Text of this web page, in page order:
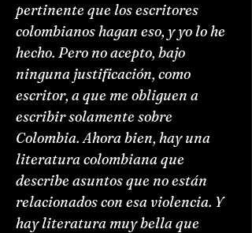
pertinente que los escritores
colombianos hagan eso, y yo lo he
hecho. Pero no acepto, bajo
ninguna justificación, como
escritor, a que me obliguen a
escribir solamente sobre
Colombia. Ahora bien, hay una
literatura colombiana que
describe asuntos que no están
relacionados con esa violencia. Y
hay literatura muy bella que